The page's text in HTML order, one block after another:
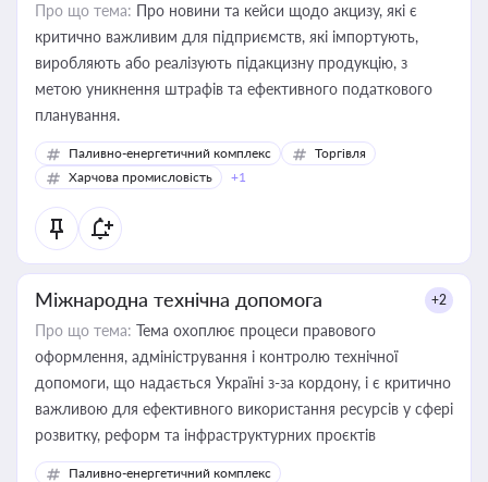
Про що тема: Про новини та кейси щодо акцизу, які є
критично важливим для підприємств, які імпортують,
виробляють або реалізують підакцизну продукцію, з
метою уникнення штрафів та ефективного податкового
планування.
Паливно-енергетичний комплекс
Торгівля
Харчова промисловість
+1
Міжнародна технічна допомога +2
Про що тема: Тема охоплює процеси правового
оформлення, адміністрування і контролю технічної
допомоги, що надається Україні з-за кордону, і є критично
важливою для ефективного використання ресурсів у сфері
розвитку, реформ та інфраструктурних проєктів
Паливно-енергетичний комплекс